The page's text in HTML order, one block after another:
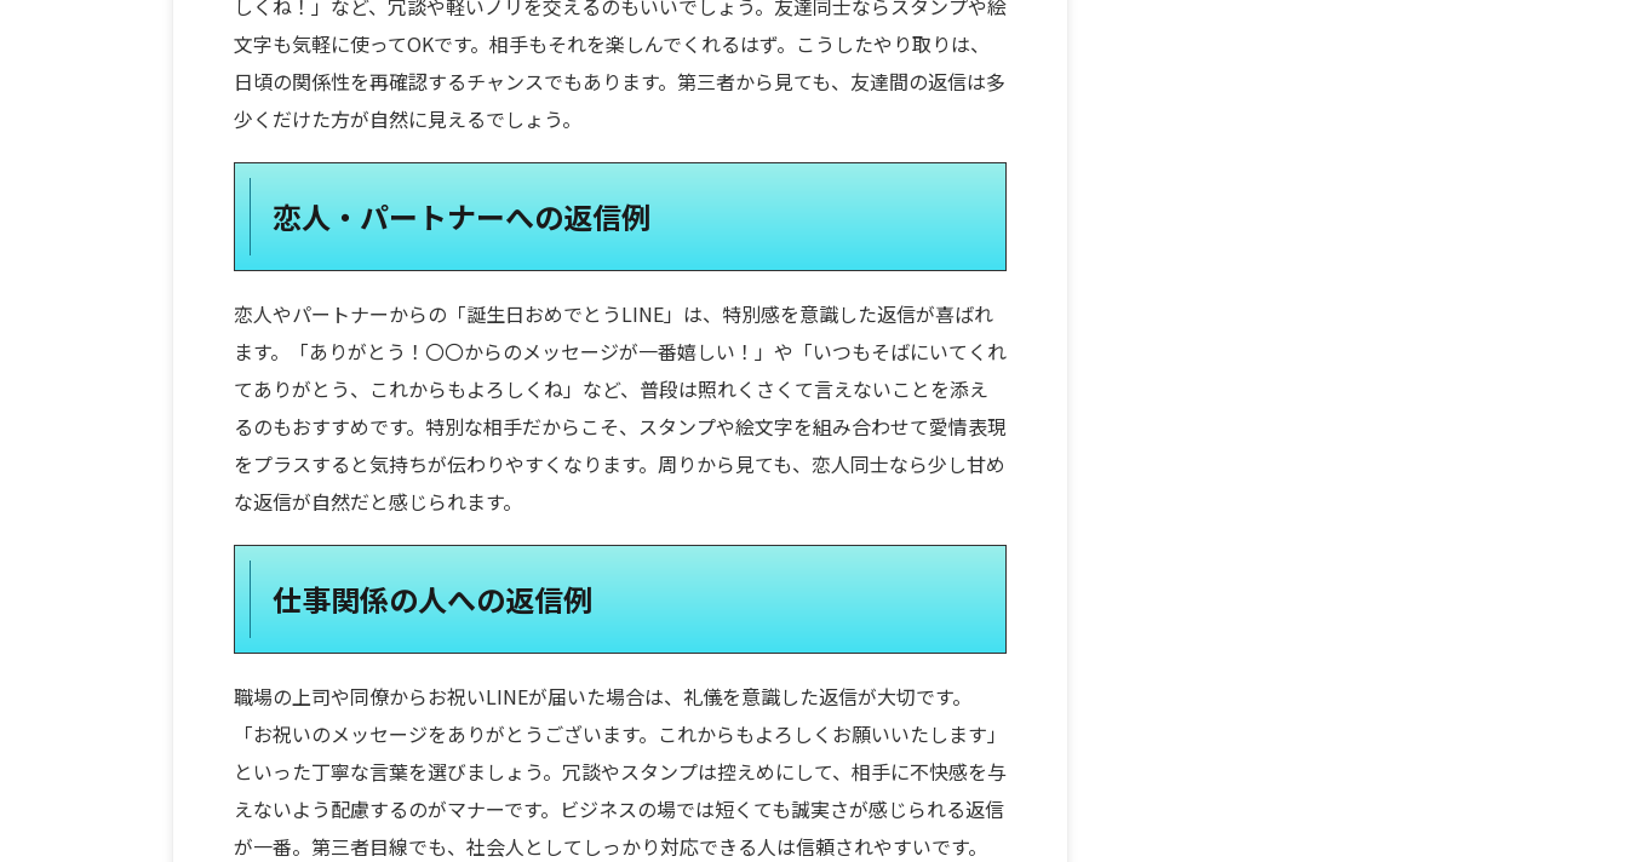
しくね！」など、冗談や軽いノリを交えるのもいいでしょう。友達同士ならスタンプや絵
文字も気軽に使ってOKです。相手もそれを楽しんでくれるはず。こうしたやり取りは、
日頃の関係性を再確認するチャンスでもあります。第三者から見ても、友達間の返信は多
少くだけた方が自然に見えるでしょう。
恋人・パートナーへの返信例
恋人やパートナーからの「誕生日おめでとうLINE」は、特別感を意識した返信が喜ばれ
ます。「ありがとう！〇〇からのメッセージが一番嬉しい！」や「いつもそばにいてくれ
てありがとう、これからもよろしくね」など、普段は照れくさくて言えないことを添え
るのもおすすめです。特別な相手だからこそ、スタンプや絵文字を組み合わせて愛情表現
をプラスすると気持ちが伝わりやすくなります。周りから見ても、恋人同士なら少し甘め
な返信が自然だと感じられます。
仕事関係の人への返信例
職場の上司や同僚からお祝いLINEが届いた場合は、礼儀を意識した返信が大切です。
「お祝いのメッセージをありがとうございます。これからもよろしくお願いいたします」
といった丁寧な言葉を選びましょう。冗談やスタンプは控えめにして、相手に不快感を与
えないよう配慮するのがマナーです。ビジネスの場では短くても誠実さが感じられる返信
が一番。第三者目線でも、社会人としてしっかり対応できる人は信頼されやすいです。